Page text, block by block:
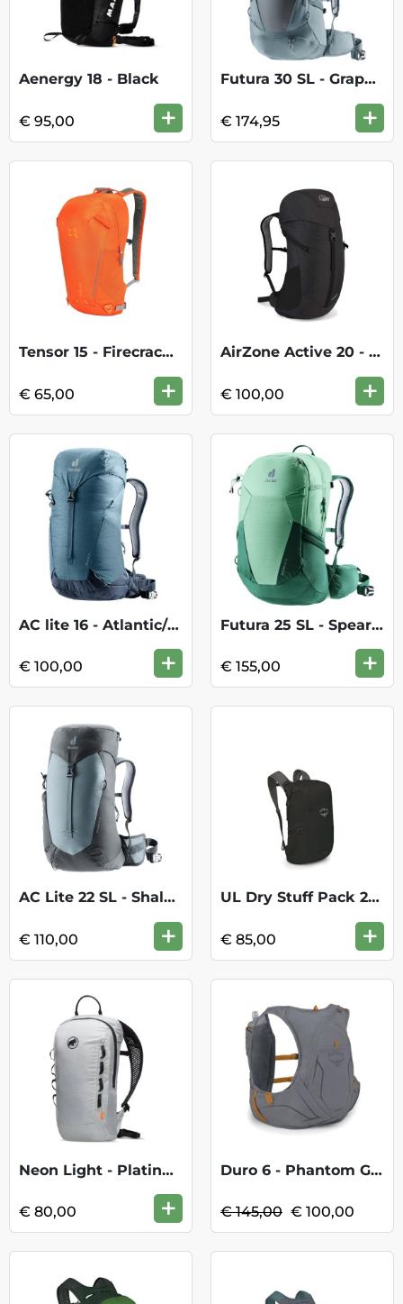
Aenergy 18 - Black
€ 95,00 +
Futura 30 SL - Graphite Shale
€ 174,95 +
Tensor 15 - Firecracker
€ 65,00 +
AirZone Active 20 - Black
€ 100,00 +
AC lite 16 - Atlantic/ink
€ 100,00 +
Futura 25 SL - Spearmint/seagreen
€ 155,00 +
AC Lite 22 SL - Shale/Graphite
€ 110,00 +
UL Dry Stuff Pack 20 - Black
€ 85,00 +
Neon Light - Platinum
€ 80,00 +
Duro 6 - Phantom Grey/Toffee Orange KOOP
€ 145,00 € 100,00